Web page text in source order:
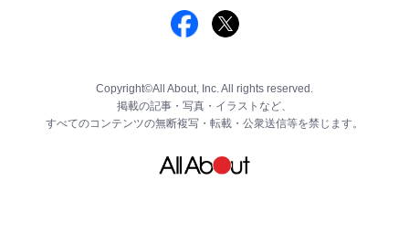
Copyright©All About, Inc. All rights reserved.
掲載の記事・写真・イラストなど、
すべてのコンテンツの無断複写・転載・公衆送信等を禁じます。